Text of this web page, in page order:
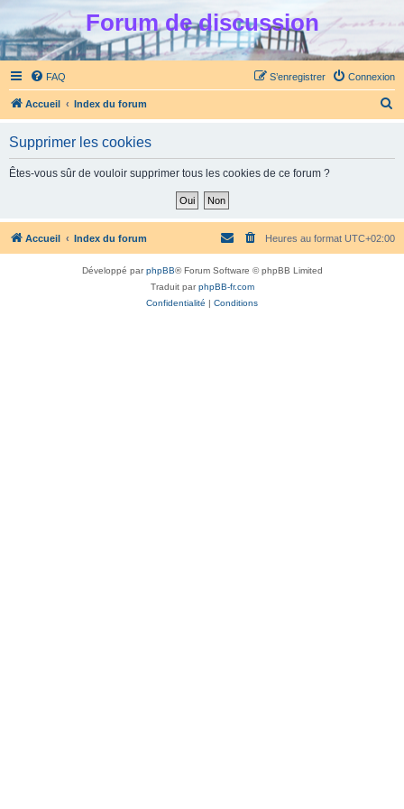
Forum de discussion
FAQ Connexion
S’enregistrer
Accueil Index du forum
h
Supprimer les cookies
Êtes-vous sûr de vouloir supprimer tous les cookies de ce forum ?
Accueil Index du forum Heures au format UTC+02:00
Développé parphpBB® Forum Software © phpBB Limited
Traduit parphpBB-fr.com
Confidentialité | Conditions